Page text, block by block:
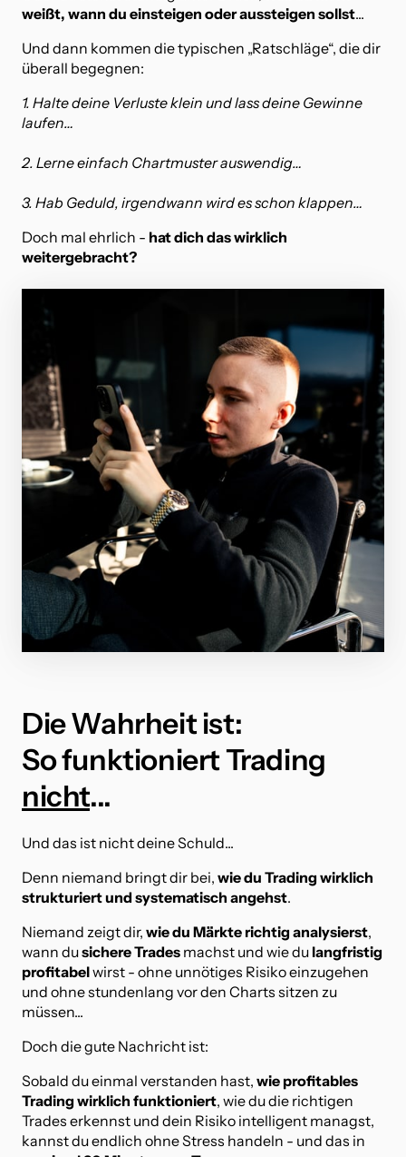
weißt, wann du einsteigen oder aussteigen sollst...
Und dann kommen die typischen „Ratschläge“, die dir
überall begegnen:
1. Halte deine Verluste klein und lass deine Gewinne
laufen…
2. Lerne einfach Chartmuster auswendig…
3. Hab Geduld, irgendwann wird es schon klappen…
Doch mal ehrlich - hat dich das wirklich
weitergebracht?
Die Wahrheit ist:
nicht...
Und das ist nicht deine Schuld...
Denn niemand bringt dir bei, wie du Trading wirklich
strukturiert und systematisch angehst.
Niemand zeigt dir, wie du Märkte richtig analysierst,
wann du sichere Trades machst und wie du langfristig
profitabel wirst - ohne unnötiges Risiko einzugehen
und ohne stundenlang vor den Charts sitzen zu
müssen...
Doch die gute Nachricht ist:
Sobald du einmal verstanden hast, wie profitables
Trading wirklich funktioniert, wie du die richtigen
Trades erkennst und dein Risiko intelligent managst,